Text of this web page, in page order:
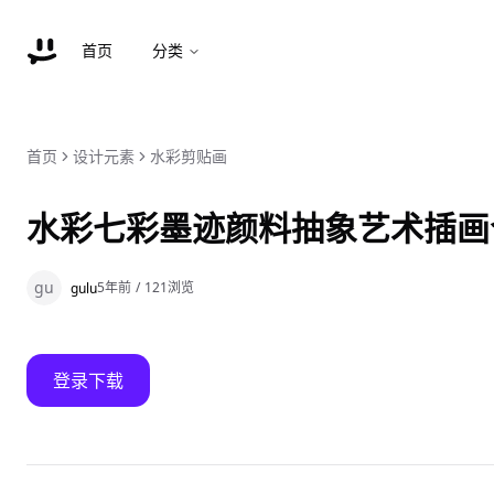
首页 分类
首页 设计元素 水彩剪贴画
水彩七彩墨迹颜料抽象艺术插
gu gulu5年前 / 121浏览
登录下载